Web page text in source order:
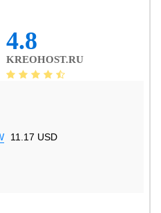
4.8
KREOHOST.RU
11.17 USD